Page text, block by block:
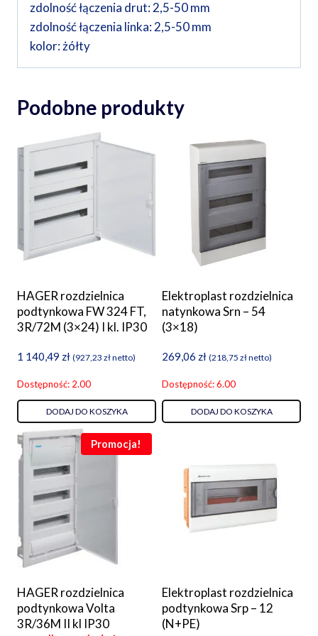
zdolność łączenia drut: 2,5-50 mm
zdolność łączenia linka: 2,5-50 mm
kolor: żółty
Podobne produkty
HAGER rozdzielnica
podtynkowa FW 324 FT,
3R/72M (3×24) I kl. IP30
1 140,49 zł (927,23 złnetto)
Dostępność: 2.00
DODAJ DO KOSZYKA
Elektroplast rozdzielnica
natynkowa Srn – 54
(3×18)
269,06 zł (218,75 złnetto)
Dostępność: 6.00
DODAJ DO KOSZYKA
Promocja!
HAGER rozdzielnica
podtynkowa Volta
3R/36M II kl IP30
Elektroplast rozdzielnica
podtynkowa Srp – 12
(N+PE)